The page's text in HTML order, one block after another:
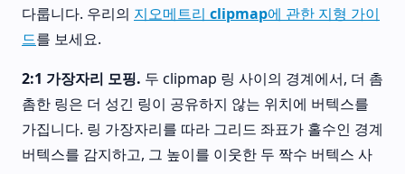
다룹니다. 우리의 지오메트리 clipmap에 관한 지형 가이
드를 보세요.
2:1 가장자리 모핑. 두 clipmap 링 사이의 경계에서, 더 촘
촘한 링은 더 성긴 링이 공유하지 않는 위치에 버텍스를
가집니다. 링 가장자리를 따라 그리드 좌표가 홀수인 경계
버텍스를 감지하고, 그 높이를 이웃한 두 짝수 버텍스 사